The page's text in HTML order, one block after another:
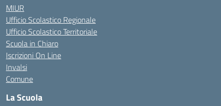
MIUR
Ufficio Scolastico Regionale
Ufficio Scolastico Territoriale
Scuola in Chiaro
Iscrizioni On Line
Invalsi
Comune
La Scuola